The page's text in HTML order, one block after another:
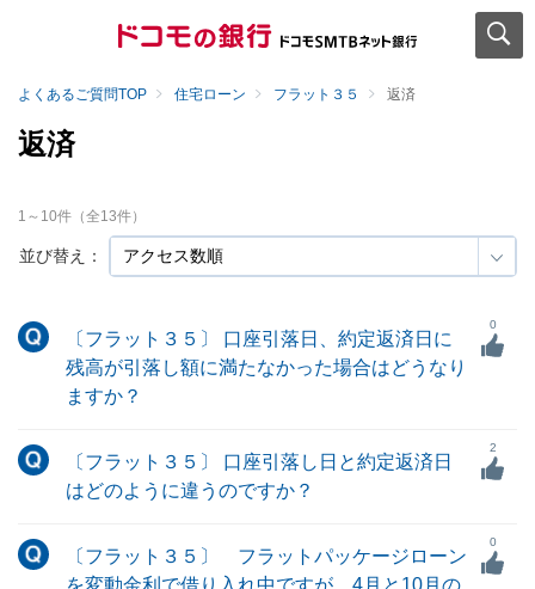
よくあるご質問TOP 住宅ローン フラット３５ 返済
返済
並び替え：
1 ～ 10件（全13件）
〔フラット３５〕 口座引落日、約定返済日に
残高が引落し額に満たなかった場合はどうなり
ますか？
0
〔フラット３５〕 口座引落し日と約定返済日
はどのように違うのですか？
2
〔フラット３５〕 フラットパッケージローン
を変動金利で借り入れ中ですが、4月と10月の
0